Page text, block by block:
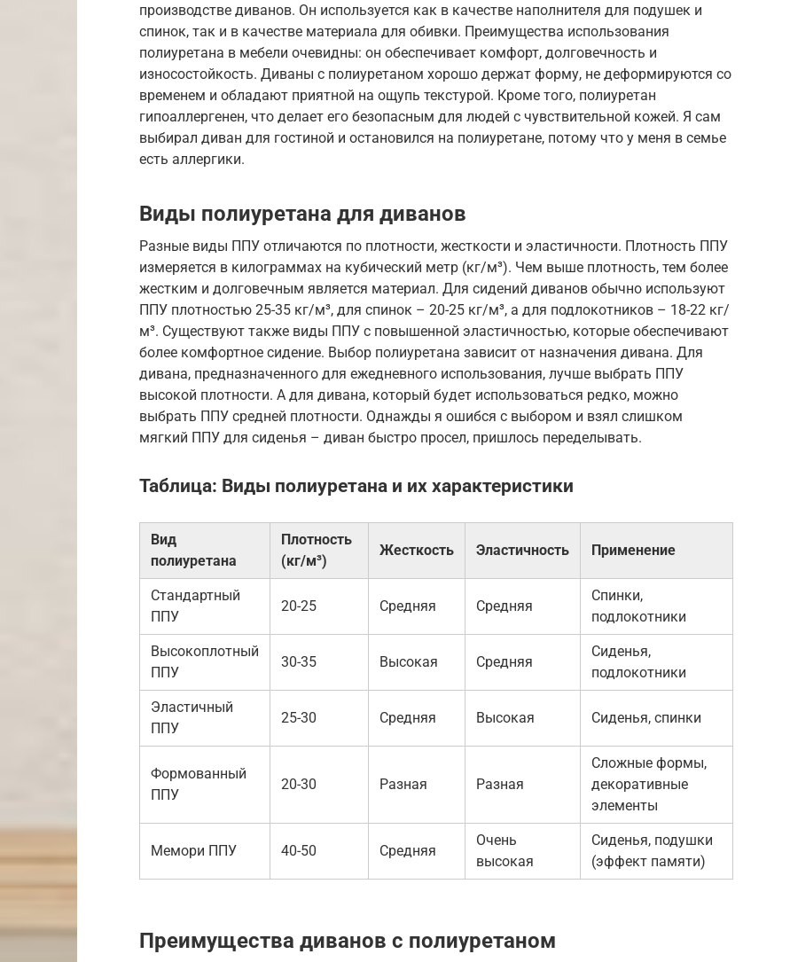
производстве диванов. Он используется как в качестве наполнителя для подушек и
спинок, так и в качестве материала для обивки. Преимущества использования
полиуретана в мебели очевидны: он обеспечивает комфорт, долговечность и
износостойкость. Диваны с полиуретаном хорошо держат форму, не деформируются со
временем и обладают приятной на ощупь текстурой. Кроме того, полиуретан
гипоаллергенен, что делает его безопасным для людей с чувствительной кожей. Я сам
выбирал диван для гостиной и остановился на полиуретане, потому что у меня в семье
есть аллергики.
Виды полиуретана для диванов
Разные виды ППУ отличаются по плотности, жесткости и эластичности. Плотность ППУ
измеряется в килограммах на кубический метр (кг/м³). Чем выше плотность, тем более
жестким и долговечным является материал. Для сидений диванов обычно используют
ППУ плотностью 25-35 кг/м³, для спинок – 20-25 кг/м³, а для подлокотников – 18-22 кг/
м³. Существуют также виды ППУ с повышенной эластичностью, которые обеспечивают
более комфортное сидение. Выбор полиуретана зависит от назначения дивана. Для
дивана, предназначенного для ежедневного использования, лучше выбрать ППУ
высокой плотности. А для дивана, который будет использоваться редко, можно
выбрать ППУ средней плотности. Однажды я ошибся с выбором и взял слишком
мягкий ППУ для сиденья – диван быстро просел, пришлось переделывать.
Таблица: Виды полиуретана и их характеристики
Вид
полиуретана
Плотность
(кг/м³)
Жесткость Эластичность Применение
Стандартный
ППУ
20-25 Средняя Средняя
Спинки,
подлокотники
Высокоплотный
ППУ
30-35 Высокая Средняя
Сиденья,
подлокотники
Эластичный
ППУ
25-30 Средняя Высокая Сиденья, спинки
Формованный
ППУ
20-30 Разная Разная
Сложные формы,
декоративные
элементы
Мемори ППУ 40-50 Средняя
Очень
высокая
Сиденья, подушки
(эффект памяти)
Преимущества диванов с полиуретаном